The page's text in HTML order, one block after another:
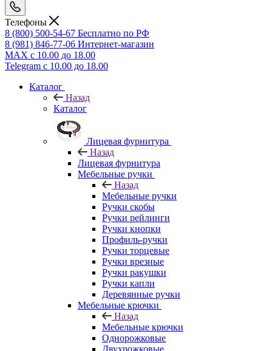
Телефоны
8 (800) 500-54-67 Бесплатно по РФ
8 (981) 846-77-06 Интернет-магазин
MAX с 10.00 до 18.00
Telegram с 10.00 до 18.00
Каталог
Назад
Каталог
Лицевая фурнитура
Назад
Лицевая фурнитура
Мебельные ручки
Назад
Мебельные ручки
Ручки скобы
Ручки рейлинги
Ручки кнопки
Профиль-ручки
Ручки торцевые
Ручки врезные
Ручки ракушки
Ручки капли
Деревянные ручки
Мебельные крючки
Назад
Мебельные крючки
Однорожковые
Двухрожковые